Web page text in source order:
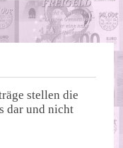
stellen die
dar und nicht